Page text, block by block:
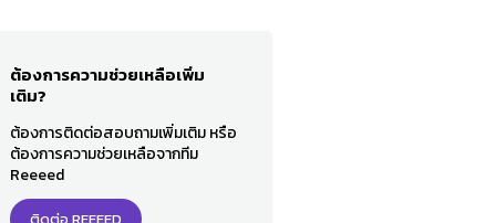
ต้องการความช่วยเหลือเพิ่ม
เติม?
ต้องการติดต่อสอบถามเพิ่มเติม หรือ
ต้องการความช่วยเหลือจากทีม
Reeeed
ติดต่อ REEEED